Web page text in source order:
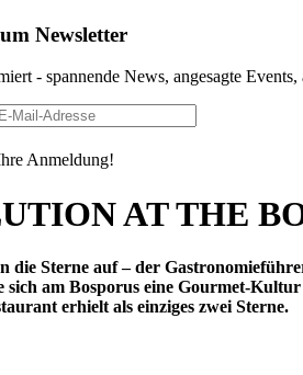
Newsletter
- spannende News, angesagte
Anmeldung!
AT THE
die Sterne auf – der
sich am Bosporus eine Gourmet-
erhielt als einziges zwei Sterne.